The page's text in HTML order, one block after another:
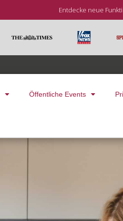
Entdecke neue
Öffentliche Events